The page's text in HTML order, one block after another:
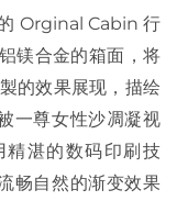
Orginal Cabin 行
镁合金的箱面，将
的效果展现，描绘
一尊女性沙凋凝视
湛的数码印刷技
畅自然的渐变效果